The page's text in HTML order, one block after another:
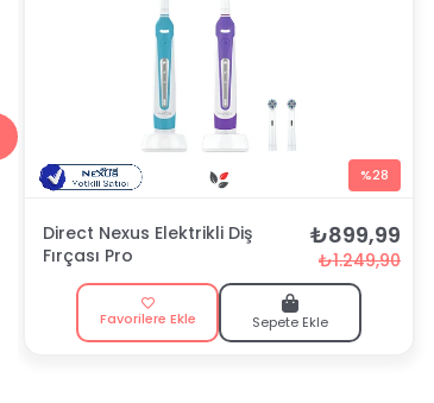
%28
Direct Nexus Elektrikli Diş
Fırçası Pro
₺899,99
₺1.249,90
Favorilere Ekle Sepete Ekle